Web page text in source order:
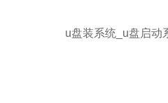
u盘装系统_u盘启动